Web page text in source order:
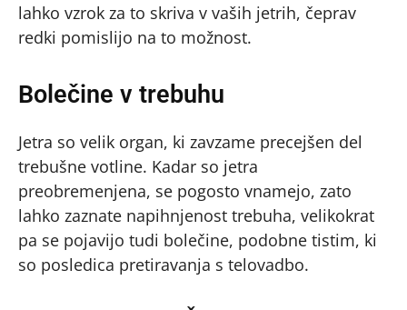
lahko vzrok za to skriva v vaših jetrih, čeprav
redki pomislijo na to možnost.
Bolečine v trebuhu
Jetra so velik organ, ki zavzame precejšen del
trebušne votline. Kadar so jetra
preobremenjena, se pogosto vnamejo, zato
lahko zaznate napihnjenost trebuha, velikokrat
pa se pojavijo tudi bolečine, podobne tistim, ki
so posledica pretiravanja s telovadbo.